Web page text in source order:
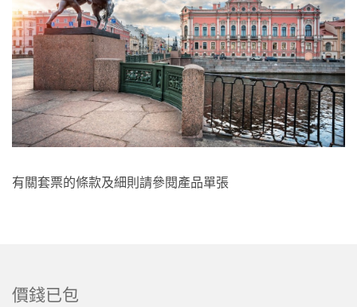
有關套票的條款及細則請參閱產品單張
價錢已包